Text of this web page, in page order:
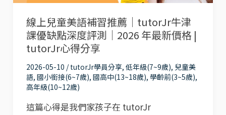
兒
童
美
語
免
費
學
線上兒童美語補習推薦｜tutorJr牛津
課優缺點深度評測｜2026 年最新價格 |
tutorJr心得分享
2026-05-10 /tutorJr學員分享, 低年級(7~9歲), 兒童美
語, 國小銜接(6~7歲), 國高中(13~18歲), 學齡前(3~5歲),
高年級(10~12歲)
這篇心得是我們家孩子在 tutorJr
習
推
薦
｜
tutorJr
牛
津